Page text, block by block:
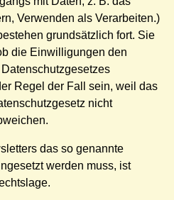
Verwenden als Verarbeiten.)
grundsätzlich fort. Sie
die Einwilligungen den
Regel der Fall sein, weil das
nicht
das so genannte
werden muss, ist